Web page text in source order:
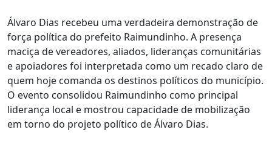
Álvaro Dias recebeu uma verdadeira demonstração de
força política do prefeito Raimundinho. A presença
maciça de vereadores, aliados, lideranças comunitárias
e apoiadores foi interpretada como um recado claro de
quem hoje comanda os destinos políticos do município.
O evento consolidou Raimundinho como principal
liderança local e mostrou capacidade de mobilização
em torno do projeto político de Álvaro Dias.